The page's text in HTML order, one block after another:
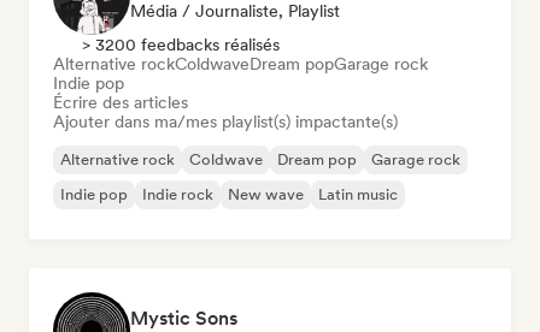
Média / Journaliste, Playlist
> 3200 feedbacks réalisés
Alternative rockColdwaveDream popGarage rock
Indie pop
Écrire des articles
Ajouter dans ma/mes playlist(s) impactante(s)
Alternative rock Coldwave Dream pop
Garage rock
Indie pop
Indie rock New wave Latin music
Mystic Sons